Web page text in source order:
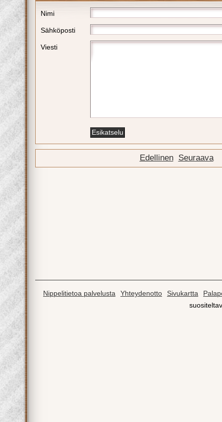
Nimi
Sähköposti
Viesti
Edellinen Seuraava
Nippelitietoa palvelusta Yhteydenotto Sivukartta